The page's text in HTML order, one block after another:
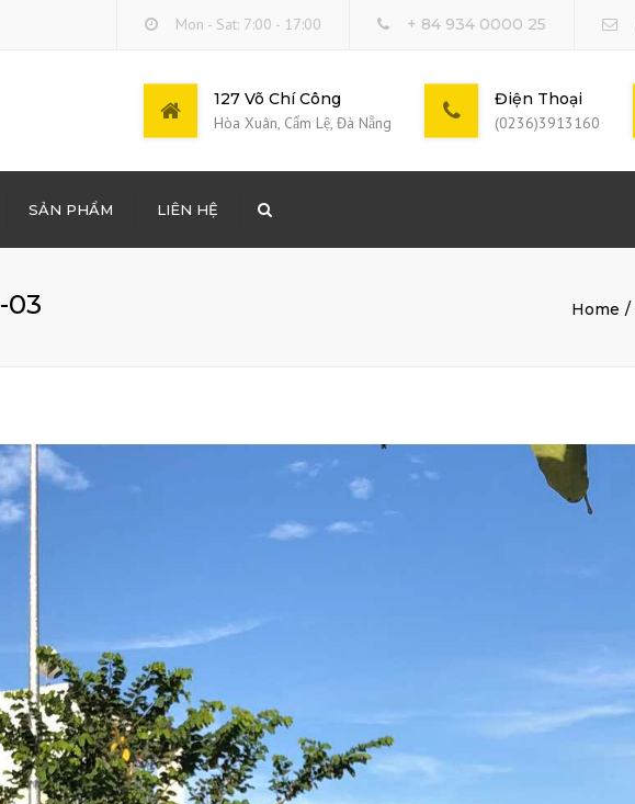
Mon - Sat: 7:00 - 17:00 + 84 934 0000 25
127 Võ Chí Công
Hòa Xuân, Cẩm Lệ, Đà Nẵng
Điện Thoại
(0236)3913160
SẢN PHẨM
THƯƠNG PHẨM
LẤP MẶT BẰNG TẠI
Nẵng
Terrazzo
LIÊN HỆ
03 Home